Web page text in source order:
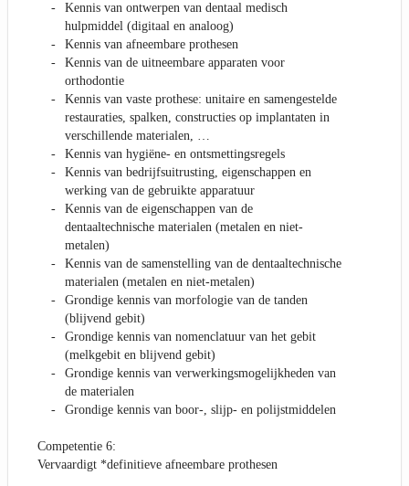
Kennis van ontwerpen van dentaal medisch
hulpmiddel (digitaal en analoog)
Kennis van afneembare prothesen
Kennis van de uitneembare apparaten voor
orthodontie
Kennis van vaste prothese: unitaire en samengestelde
restauraties, spalken, constructies op implantaten in
verschillende materialen, …
Kennis van hygiëne- en ontsmettingsregels
Kennis van bedrijfsuitrusting, eigenschappen en
werking van de gebruikte apparatuur
Kennis van de eigenschappen van de
dentaaltechnische materialen (metalen en niet-
metalen)
Kennis van de samenstelling van de dentaaltechnische
materialen (metalen en niet-metalen)
Grondige kennis van morfologie van de tanden
(blijvend gebit)
Grondige kennis van nomenclatuur van het gebit
(melkgebit en blijvend gebit)
Grondige kennis van verwerkingsmogelijkheden van
de materialen
Grondige kennis van boor-, slijp- en polijstmiddelen
Competentie 6:
Vervaardigt *definitieve afneembare prothesen